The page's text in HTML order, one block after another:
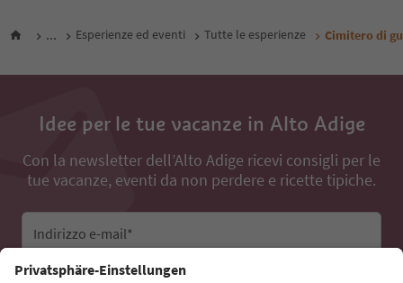
... Esperienze ed eventi Tutte le esperienze Cimitero di
Idee per le tue vacanze in Alto Adige
Con la newsletter dell’Alto Adige ricevi consigli per le
tue vacanze, eventi da non perdere e ricette tipiche.
Indirizzo e-mail*